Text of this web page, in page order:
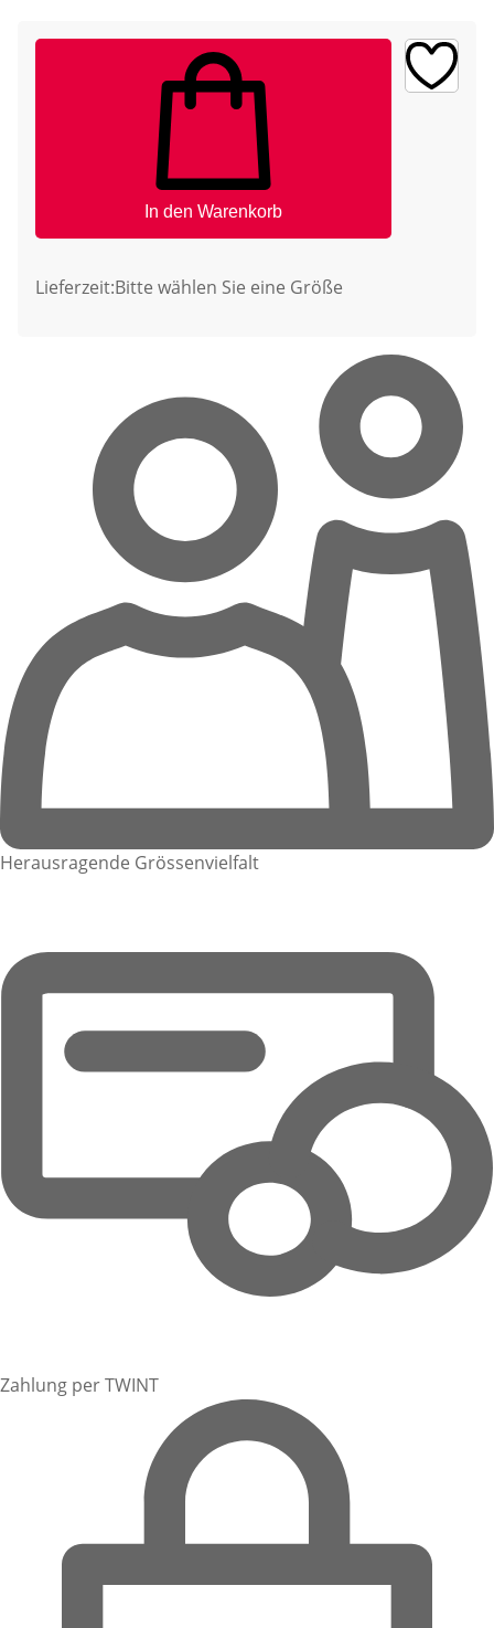
In den Warenkorb
Lieferzeit:Bitte wählen Sie eine Größe
Herausragende Grössenvielfalt
Zahlung per TWINT